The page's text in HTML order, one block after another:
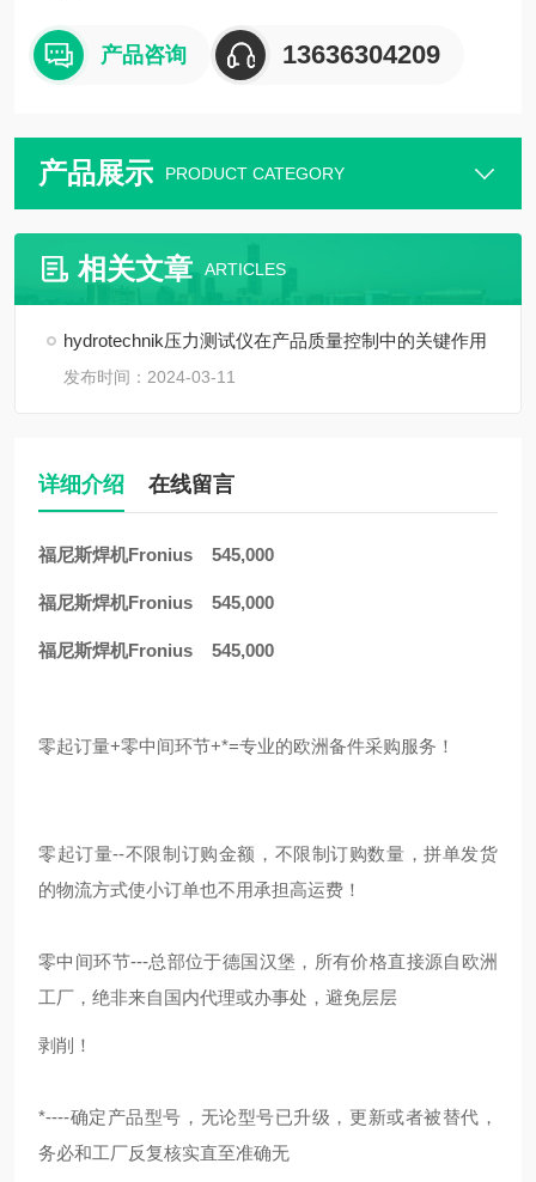
产品咨询 13636304209
产品展示 PRODUCT CATEGORY
相关文章 ARTICLES
hydrotechnik压力测试仪在产品质量控制中的关键作用
发布时间：2024-03-11
详细介绍 在线留言
福尼斯焊机Fronius 545,000
福尼斯焊机Fronius 545,000
福尼斯焊机Fronius 545,000
零起订量+零中间环节+*=专业的欧洲备件采购服务！
零起订量--不限制订购金额，不限制订购数量，拼单发货
的物流方式使小订单也不用承担高运费！
零中间环节---总部位于德国汉堡，所有价格直接源自欧洲
工厂，绝非来自国内代理或办事处，避免层层
剥削！
*----确定产品型号，无论型号已升级，更新或者被替代，
务必和工厂反复核实直至准确无